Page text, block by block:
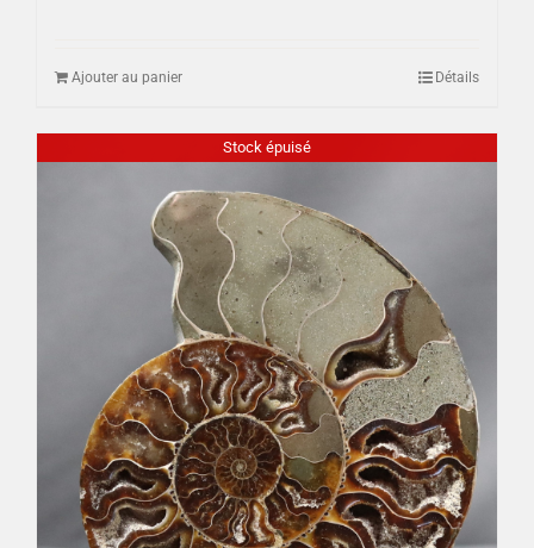
Ajouter au panier Détails
Stock épuisé